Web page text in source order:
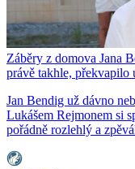
Záběry z domova Jana
právě takhle, překvapilo
Jan Bendig už dávno
Lukášem Rejmonem si
pořádně rozlehlý a